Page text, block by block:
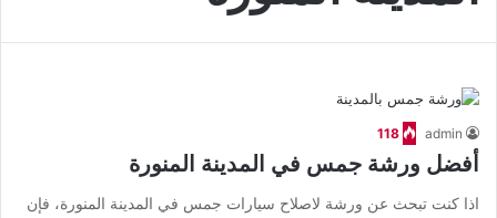
admin
118
أفضل ورشة جمس في المدينة المنورة
اذا كنت تبحث عن ورشة لاصلاح سيارات جمس في المدينة المنورة، فإن